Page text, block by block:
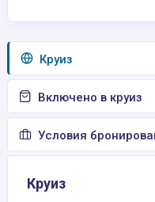
Круиз
Включено в круиз
Условия
Круиз